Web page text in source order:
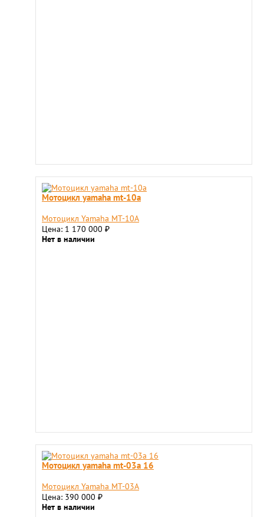
Мотоцикл yamaha mt-10a
Мотоцикл Yamaha MT-10A
Цена: 1 170 000 ₽
Нет в наличии
Мотоцикл yamaha mt-03a 16
Мотоцикл Yamaha MT-03A
Цена: 390 000 ₽
Нет в наличии